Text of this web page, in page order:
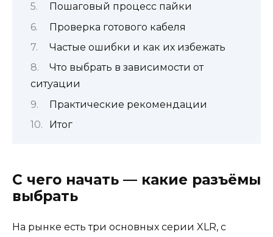
Пошаговый процесс пайки
Проверка готового кабеля
Частые ошибки и как их избежать
Что выбрать в зависимости от
ситуации
Практические рекомендации
Итог
С чего начать — какие разъёмы
выбрать
На рынке есть три основных серии XLR, с